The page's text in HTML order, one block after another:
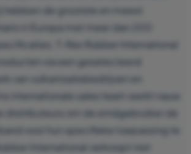
hebben de grootste en meest
in Europa met meer dan 200
T-Rex Rubber International
via een geselecteerd
van vulkanisatiebedrijven en
internationale sales team werkt nauw
distributeurs om de eindgebruiker de
voor hun specifieke toepassing te
International verkoopt niet